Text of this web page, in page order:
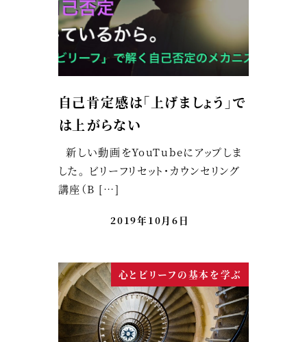
自己肯定感は「上げましょう」で
は上がらない
新しい動画をYouTubeにアップしま
した。 ビリーフリセット・カウンセリング
講座（B […]
2019年10月6日
心とビリーフの基本を学ぶ